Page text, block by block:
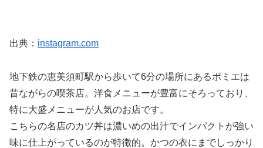
出典： instagram.com
地下鉄の恵美須町駅から歩いて6分の場所にあるポミエは
昔ながらの喫茶店。洋食メニューが豊富にそろっており、
特に大盛メニューが人気のお店です。
こちらの名店のカツ丼は濃いめの出汁でインパクトが強い
味に仕上がっているのが特徴的。かつの衣にまでしっかり